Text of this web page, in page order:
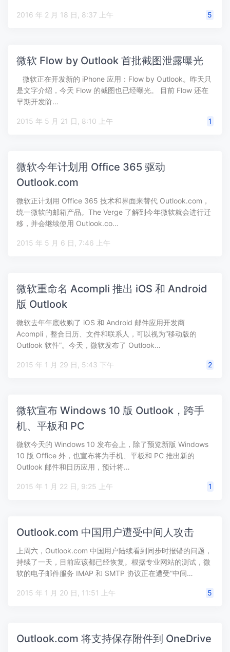
2016 年 2 月 18 日, 8:37 上午 5
微软 Flow by Outlook 首批截图泄露曝光
微软正在开发新的 iPhone 应用：Flow by Outlook。昨天只
是文字介绍，今天 Flow 的截图也已经曝光。 目前 Flow 还在
早期开发阶…
2015 年 5 月 21 日, 8:10 上午 1
微软今年计划用 Office 365 驱动
Outlook.com
微软正计划用 Office 365 技术和界面来替代 Outlook.com，
统一微软的邮箱产品。The Verge 了解到今年微软就会进行迁
移，并会继续使用 Outlook.co…
2015 年 5 月 6 日, 7:46 上午
微软重命名 Acompli 推出 iOS 和 Android
版 Outlook
微软去年年底收购了 iOS 和 Android 邮件应用开发商
Acompli，整合日历、文件和联系人，可以视为“移动版的
Outlook 软件”。今天，微软发布了 Outlook…
2015 年 1 月 29 日, 5:43 下午 2
微软宣布 Windows 10 版 Outlook，跨手
机、平板和 PC
微软今天的 Windows 10 发布会上，除了预览新版 Windows
10 版 Office 外，也宣布将为手机、平板和 PC 推出新的
Outlook 邮件和日历应用，预计将…
2015 年 1 月 22 日, 9:25 上午 1
Outlook.com 中国用户遭受中间人攻击
上周六，Outlook.com 中国用户陆续看到同步时报错的问题，
持续了一天，目前应该都已经恢复。根据专业网站的测试，微
软的电子邮件服务 IMAP 和 SMTP 协议正在遭受“中间…
2015 年 1 月 20 日, 11:51 上午 5
Outlook.com 将支持保存附件到 OneDrive